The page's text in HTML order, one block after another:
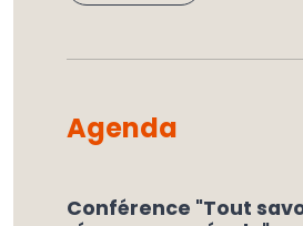
Agenda
Conférence "Tout